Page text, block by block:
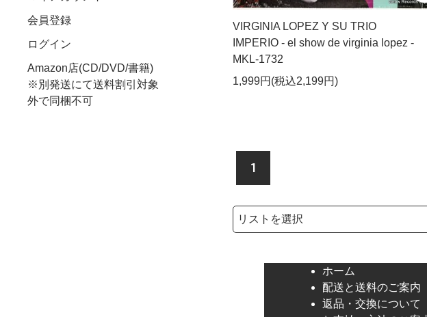
会員登録
ログイン
Amazon店(CD/DVD/書籍)
※別発送にて送料割引対象
外で同梱不可
VIRGINIA LOPEZ Y SU TRIO
IMPERIO - el show de virginia lopez -
MKL-1732
1,999円(税込2,199円)
1
検索リストの選択
ホーム
配送と送料のご案内
返品・交換について